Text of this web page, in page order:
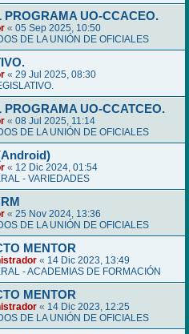
PROGRAMA UO-CCACEO.
« 05 Sep 2025, 10:50
DE LA UNIÓN DE OFICIALES
« 29 Jul 2025, 08:30
PROGRAMA UO-CCATCEO.
« 08 Jul 2025, 11:14
DE LA UNIÓN DE OFICIALES
« 12 Dic 2024, 01:54
- VARIEDADES
« 25 Nov 2024, 13:36
DE LA UNIÓN DE OFICIALES
MENTOR
« 14 Dic 2023, 13:49
- ACADEMIAS DE FORMACIÓN
MENTOR
« 14 Dic 2023, 12:25
DE LA UNIÓN DE OFICIALES